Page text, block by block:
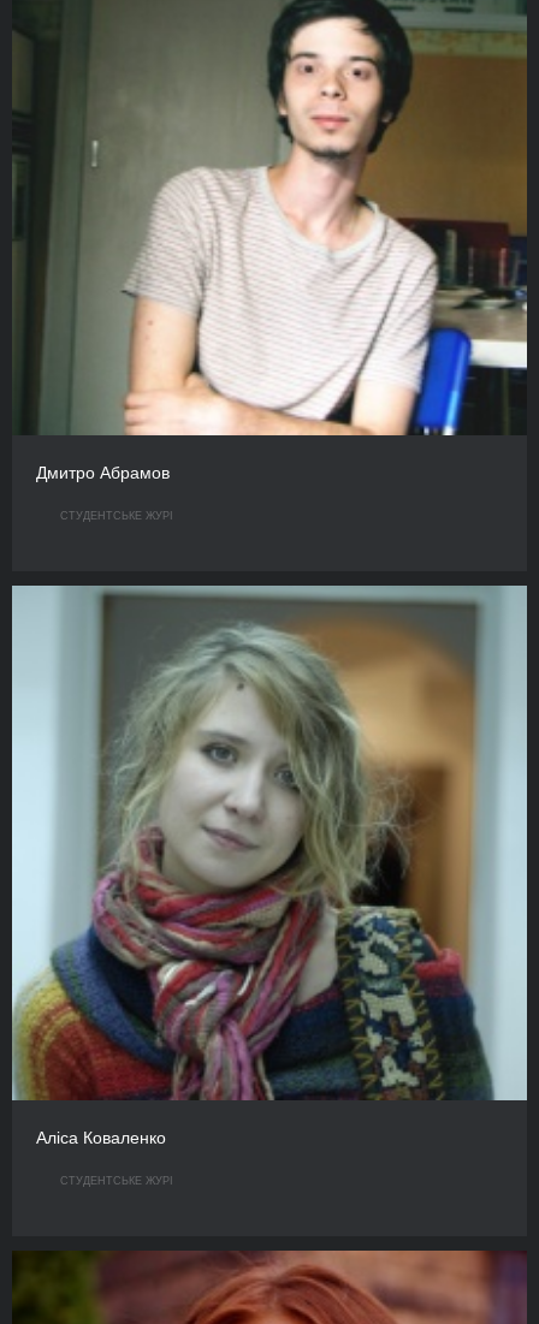
Дмитро Абрамов
СТУДЕНТСЬКЕ ЖУРІ
Аліса Коваленко
СТУДЕНТСЬКЕ ЖУРІ